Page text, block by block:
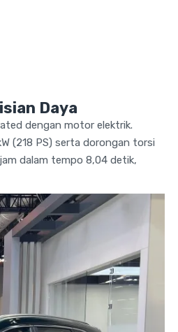
Daya
dengan motor elektrik.
(218 PS) serta dorongan torsi
dalam tempo 8,04 detik,